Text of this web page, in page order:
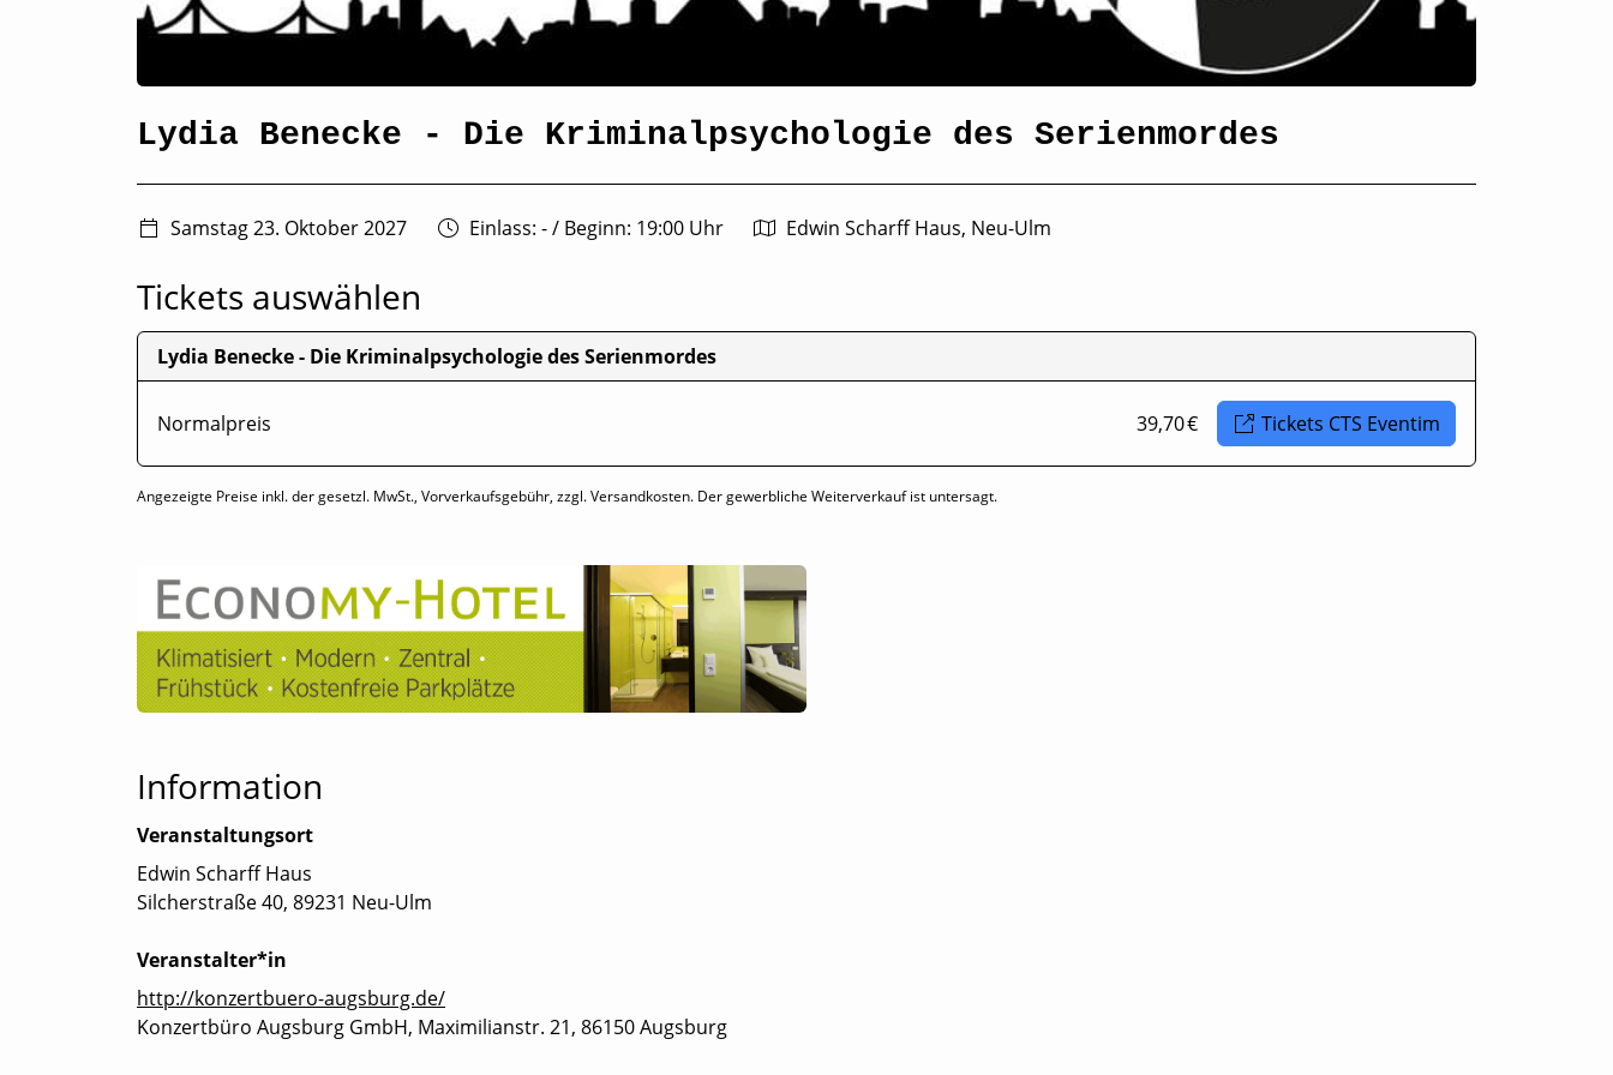
Lydia Benecke - Die Kriminalpsychologie des Serienmordes
Samstag 23. Oktober 2027 Einlass: -/ Beginn: 19:00 Uhr Edwin Scharff Haus, Neu-Ulm
Tickets auswählen
Lydia Benecke - Die Kriminalpsychologie des Serienmordes
Normalpreis 39,70 € Tickets CTS Eventim
Angezeigte Preise inkl. der gesetzl. MwSt., Vorverkaufsgebühr, zzgl. Versandkosten. Der gewerbliche Weiterverkauf ist untersagt.
Information
Veranstaltungsort
Edwin Scharff Haus
Silcherstraße 40, 89231 Neu-Ulm
Veranstalter*in
http://konzertbuero-augsburg.de/
Konzertbüro Augsburg GmbH, Maximilianstr. 21, 86150 Augsburg